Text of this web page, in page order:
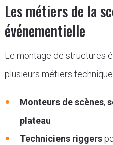
Les métiers de la
événementielle
Le montage de structures
plusieurs métiers
Monteurs de scènes,
plateau
Techniciens riggers